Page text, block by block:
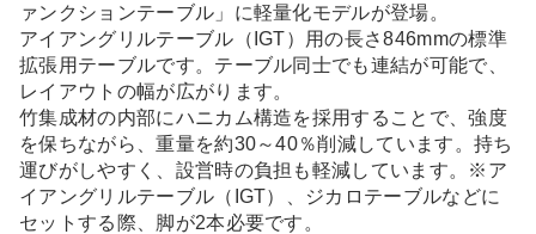
ァンクションテーブル」に軽量化モデルが登場。
アイアングリルテーブル（IGT）用の長さ846mmの標準
拡張用テーブルです。テーブル同士でも連結が可能で、
レイアウトの幅が広がります。
竹集成材の内部にハニカム構造を採用することで、強度
を保ちながら、重量を約30～40％削減しています。持ち
運びがしやすく、設営時の負担も軽減しています。※ア
イアングリルテーブル（IGT）、ジカロテーブルなどに
セットする際、脚が2本必要です。